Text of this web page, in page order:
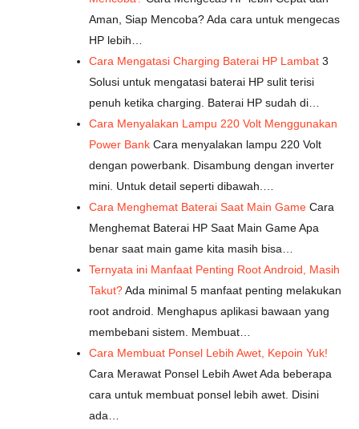
Aman, Siap Mencoba? Ada cara untuk mengecas
HP lebih…
Cara Mengatasi Charging Baterai HP Lambat 3
Solusi untuk mengatasi baterai HP sulit terisi
penuh ketika charging. Baterai HP sudah di…
Cara Menyalakan Lampu 220 Volt Menggunakan
Power Bank Cara menyalakan lampu 220 Volt
dengan powerbank. Disambung dengan inverter
mini. Untuk detail seperti dibawah.…
Cara Menghemat Baterai Saat Main Game Cara
Menghemat Baterai HP Saat Main Game Apa
benar saat main game kita masih bisa…
Ternyata ini Manfaat Penting Root Android, Masih
Takut?Ada minimal 5 manfaat penting melakukan
root android. Menghapus aplikasi bawaan yang
membebani sistem. Membuat…
Cara Membuat Ponsel Lebih Awet, Kepoin Yuk!
Cara Merawat Ponsel Lebih Awet Ada beberapa
cara untuk membuat ponsel lebih awet. Disini
ada…